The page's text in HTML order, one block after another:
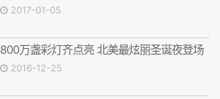
2017-01-05
800万盏彩灯齐点亮 北美最炫丽圣诞夜登场
2016-12-25